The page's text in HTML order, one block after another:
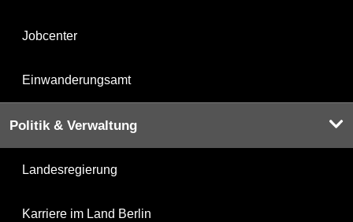
Jobcenter
Einwanderungsamt
Politik & Verwaltung
Landesregierung
Karriere im Land Berlin